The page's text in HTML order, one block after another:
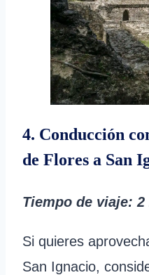
4. Conducción
de Flores a San
Tiempo de viaje: 2
Si quieres
San Ignacio,